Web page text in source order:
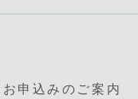
申込みのご案内